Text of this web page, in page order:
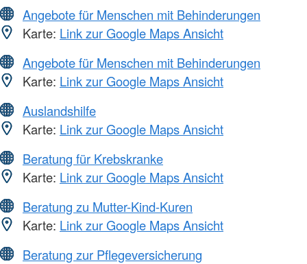
Angebote für Menschen mit Behinderungen
Karte: Link zur Google Maps Ansicht
Angebote für Menschen mit Behinderungen
Karte: Link zur Google Maps Ansicht
Auslandshilfe
Karte: Link zur Google Maps Ansicht
Beratung für Krebskranke
Karte: Link zur Google Maps Ansicht
Beratung zu Mutter-Kind-Kuren
Karte: Link zur Google Maps Ansicht
Beratung zur Pflegeversicherung